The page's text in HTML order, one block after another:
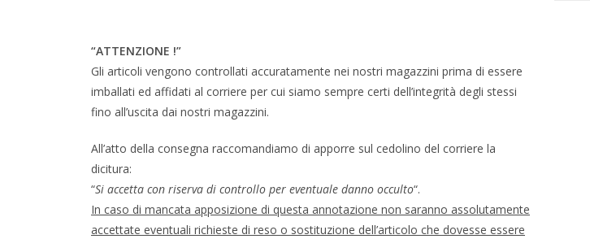
“ATTENZIONE !”
Gli articoli vengono controllati accuratamente nei nostri magazzini prima di essere
imballati ed affidati al corriere per cui siamo sempre certi dell’integrità degli stessi
fino all’uscita dai nostri magazzini.
All’atto della consegna raccomandiamo di apporre sul cedolino del corriere la
dicitura:
“Si accetta con riserva di controllo per eventuale danno occulto“.
In caso di mancata apposizione di questa annotazione non saranno assolutamente
accettate eventuali richieste di reso o sostituzione dell’articolo che dovesse essere